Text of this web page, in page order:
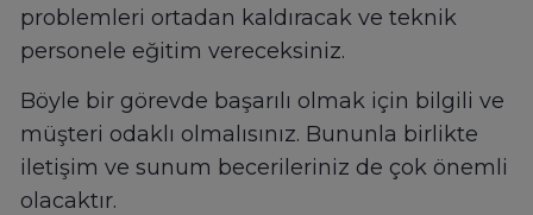
problemleri ortadan kaldıracak ve teknik
personele eğitim vereceksiniz.
Böyle bir görevde başarılı olmak için bilgili ve
müşteri odaklı olmalısınız. Bununla birlikte
iletişim ve sunum becerileriniz de çok önemli
olacaktır.